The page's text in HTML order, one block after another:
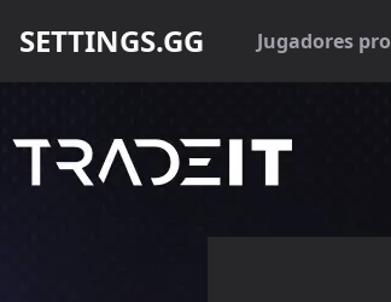
SETTINGS.GG Jugadores pro